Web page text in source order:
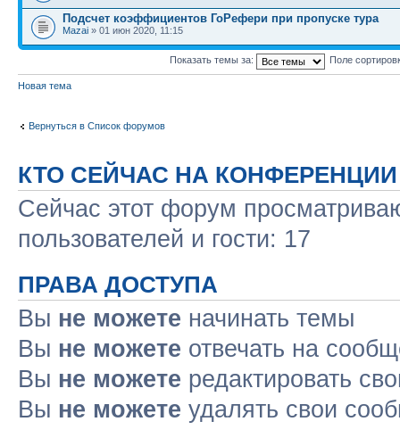
Подсчет коэффициентов ГоРефери при пропуске тура
Mazai » 01 июн 2020, 11:15
Показать темы за: Поле
Новая тема
Вернуться в Список форумов
КТО СЕЙЧАС НА КОНФЕРЕНЦИИ
Сейчас этот форум
пользователей и гости: 17
ПРАВА ДОСТУПА
Вы не можете начинать темы
Вы не можете отвечать на
Вы не можете редактировать
Вы не можете удалять свои